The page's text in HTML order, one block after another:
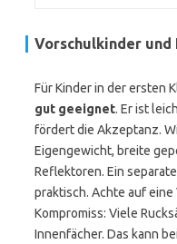
Vorschulkinder und
Für Kinder in der ersten
gut geeignet. Er ist
fördert die Akzeptanz.
Eigengewicht, breite
Reflektoren. Ein
praktisch. Achte auf eine
Kompromiss: Viele
Innenfächer. Das kann